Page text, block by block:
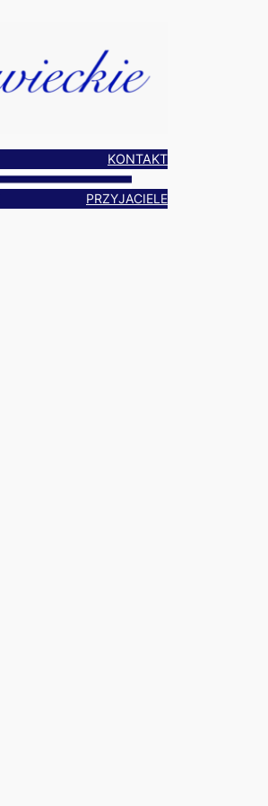
KONTAKT
PRZYJACIELE